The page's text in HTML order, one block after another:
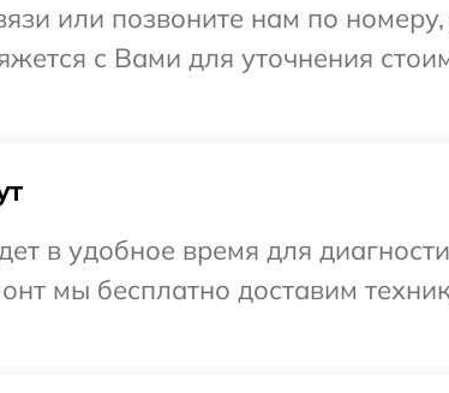
или позвоните нам по
с Вами для уточнения
в удобное время для
мы бесплатно доставим